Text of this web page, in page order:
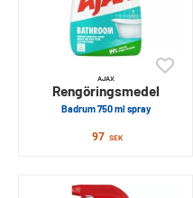
AJAX
Rengöringsmedel
Badrum 750 ml spray
97 SEK